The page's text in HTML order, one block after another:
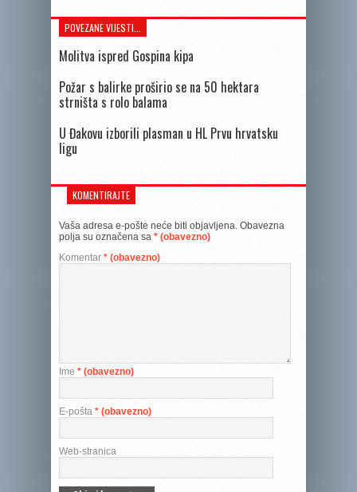
POVEZANE VIJESTI...
Molitva ispred Gospina kipa
Požar s balirke proširio se na 50 hektara
strništa s rolo balama
U Đakovu izborili plasman u HL Prvu hrvatsku
ligu
KOMENTIRAJTE
Vaša adresa e-pošte neće biti objavljena. Obavezna
polja su označena sa * (obavezno)
Komentar * (obavezno)
Ime * (obavezno)
E-pošta * (obavezno)
Web-stranica